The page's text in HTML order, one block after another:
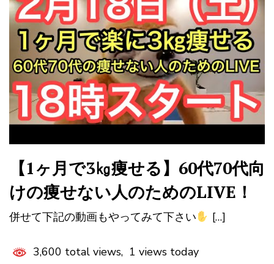
【1ヶ月で3㎏痩せる】60代70代向
けの痩せない人のためのLIVE！
併せて下記の動画もやってみて下さい […]
3,600 total views, 1 views today